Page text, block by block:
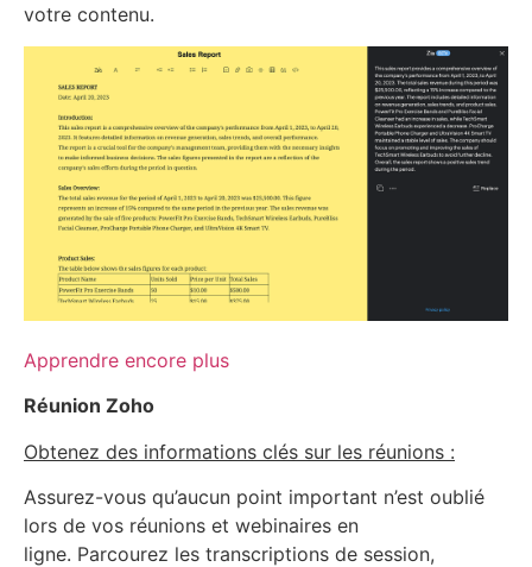
votre contenu.
Apprendre encore plus
Réunion Zoho
Obtenez des informations clés sur les réunions :
Assurez-vous qu’aucun point important n’est oublié
lors de vos réunions et webinaires en
ligne. Parcourez les transcriptions de session,